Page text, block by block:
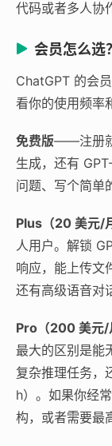
代码或者多人协
会员怎么选
ChatGPT 的会
看你的使用频率
免费版——注册
生成，还有
问题、写个简单
Plus（20 美元/
人用户。解锁
响应，能上传文
还有高级语音对
Pro（200 美元/
最大的区别是能
复杂推理任务，
h）。如果你经
构，或者需要最